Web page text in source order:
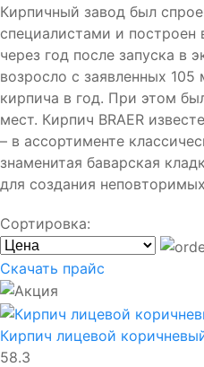
Кирпичный завод был
специалистами и
через год после запуска в
возросло с заявленных
кирпича в год. При этом
мест. Кирпич BRAER
– в ассортименте
знаменитая баварская
для создания
Сортировка:
Скачать прайс
Кирпич лицевой
58.3